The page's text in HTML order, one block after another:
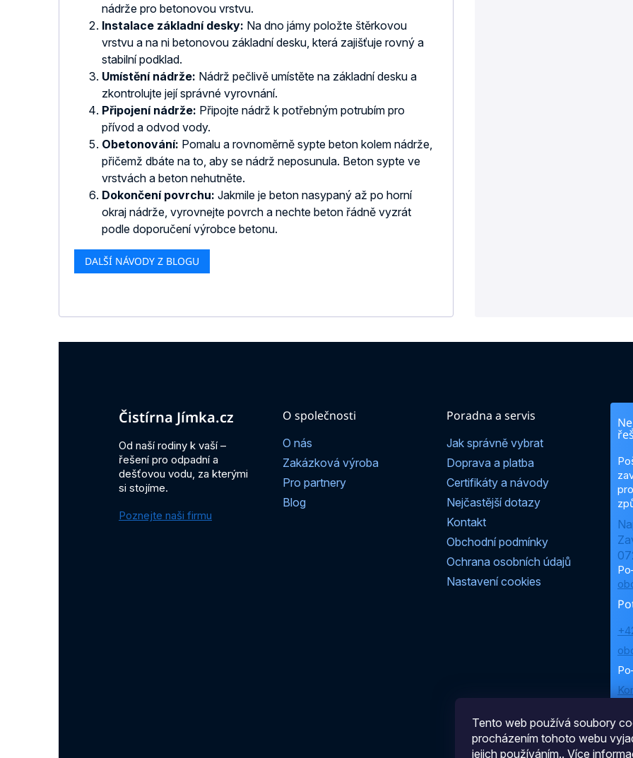
Tento web používá soubory
procházením tohoto webu
jejich používáním.. Více
nádrže pro betonovou vrstvu.
Instalace základní desky: Na dno jámy položte štěrkovou
vrstvu a na ni betonovou základní desku, která zajišťuje rovný a
stabilní podklad.
Umístění nádrže: Nádrž pečlivě umístěte na základní desku a
zkontrolujte její správné vyrovnání.
Připojení nádrže: Připojte nádrž k potřebným potrubím pro
přívod a odvod vody.
Obetonování: Pomalu a rovnoměrně sypte beton kolem nádrže,
přičemž dbáte na to, aby se nádrž neposunula. Beton sypte ve
vrstvách a beton nehutněte.
Dokončení povrchu: Jakmile je beton nasypaný až po horní
okraj nádrže, vyrovnejte povrch a nechte beton řádně vyzrát
podle doporučení výrobce betonu.
DALŠÍ NÁVODY Z BLOGU
Čistírna Jímka.cz
Od naší rodiny k vaší –
řešení pro odpadní a
dešťovou vodu, za kterými
si stojíme.
Poznejte naši firmu
O společnosti
O nás
Zakázková výroba
Pro partnery
Blog
Poradna a servis
Jak správně vybrat
Doprava a platba
Certifikáty a návody
Nejčastější dotazy
Kontakt
Obchodní podmínky
Ochrana osobních údajů
Nastavení cookies